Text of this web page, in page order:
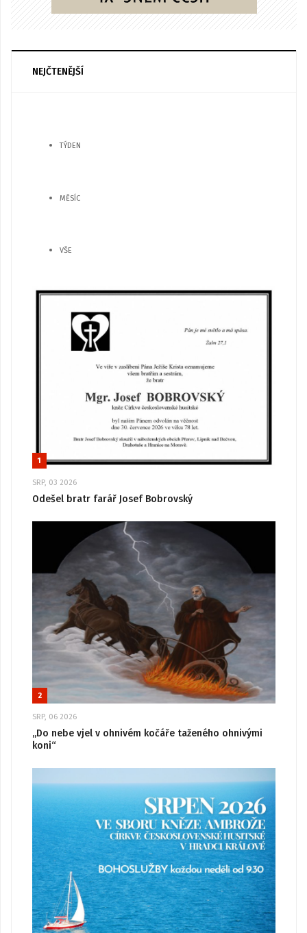
NEJČTENĚJŠÍ
TÝDEN
MĚSÍC
VŠE
1
SRP, 03 2026
Odešel bratr farář Josef Bobrovský
2
SRP, 06 2026
„Do nebe vjel v ohnivém kočáře taženého ohnivými
koni“